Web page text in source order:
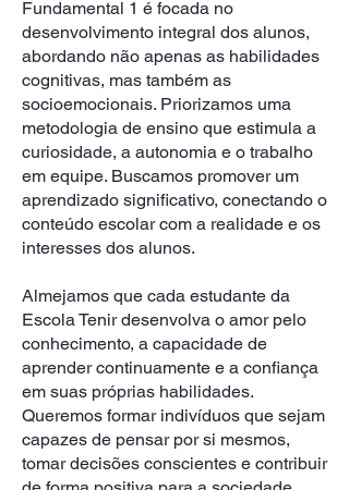
Fundamental 1 é focada no
desenvolvimento integral dos alunos,
abordando não apenas as habilidades
cognitivas, mas também as
socioemocionais. Priorizamos uma
metodologia de ensino que estimula a
curiosidade, a autonomia e o trabalho
em equipe. Buscamos promover um
aprendizado significativo, conectando o
conteúdo escolar com a realidade e os
interesses dos alunos.
Almejamos que cada estudante da
Escola Tenir desenvolva o amor pelo
conhecimento, a capacidade de
aprender continuamente e a confiança
em suas próprias habilidades.
Queremos formar indivíduos que sejam
capazes de pensar por si mesmos,
tomar decisões conscientes e contribuir